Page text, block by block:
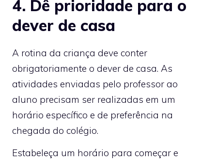
4. Dê prioridade para o
dever de casa
A rotina da criança deve conter
obrigatoriamente o dever de casa. As
atividades enviadas pelo professor ao
aluno precisam ser realizadas em um
horário específico e de preferência na
chegada do colégio.
Estabeleça um horário para começar e